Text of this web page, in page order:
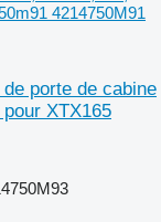
4214750M91
porte de cabine
XTX165